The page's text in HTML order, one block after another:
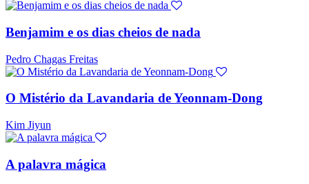
Benjamim e os dias cheios de nada
Pedro Chagas Freitas
O Mistério da Lavandaria de Yeonnam-Dong
Kim Jiyun
A palavra mágica